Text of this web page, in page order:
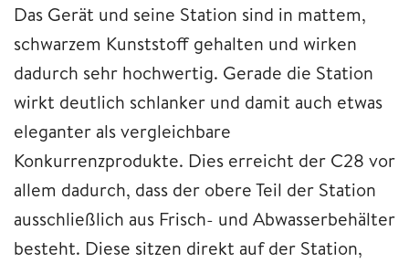
Das Gerät und seine Station sind in mattem,
schwarzem Kunststoff gehalten und wirken
dadurch sehr hochwertig. Gerade die Station
wirkt deutlich schlanker und damit auch etwas
eleganter als vergleichbare
Konkurrenzprodukte. Dies erreicht der C28 vor
allem dadurch, dass der obere Teil der Station
ausschließlich aus Frisch- und Abwasserbehälter
besteht. Diese sitzen direkt auf der Station,